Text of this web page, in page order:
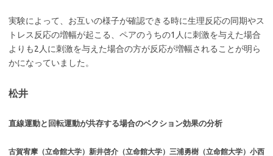
実験によって、お互いの様子が確認できる時に生理反応の同期やス
トレス反応の増幅が起こる、ペアのうちの1人に刺激を与えた場合
よりも2人に刺激を与えた場合の方が反応が増幅されることが明ら
かになっていました。
松井
直線運動と回転運動が共存する場合のベクション効果の分析
古賀宥摩（立命館大学）新井啓介（立命館大学）三浦勇樹（立命館大学）小西